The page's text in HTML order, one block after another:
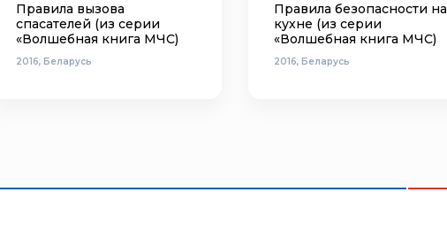
Правила вызова
спасателей (из серии
«Волшебная книга МЧС)
2016, Беларусь
Правила безопасности на
кухне (из серии
«Волшебная книга МЧС)
2016, Беларусь